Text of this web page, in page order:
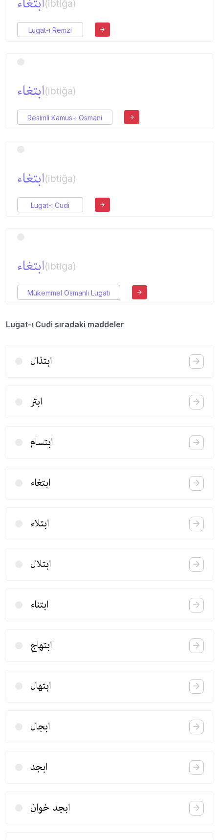
(ibtiğa)
Lugat-ı Remzi
ابتغاء(ibtiğa)
Resimli Kamus-ı Osmani
ابتغاء(ibtiğa)
Lugat-ı Cudi
ابتغاء(ibtiga)
Mükemmel Osmanlı Lugatı
Lugat-ı Cudi sıradaki maddeler
ابتذال
ابتر
ابتسام
ابتغاء
ابتلاء
ابتلال
ابتناء
ابتهاج
ابتهال
ابجال
ابجد
ابجد خوان